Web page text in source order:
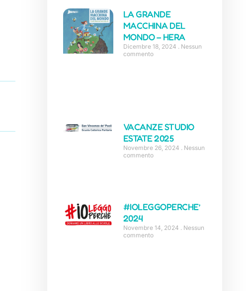
LA GRANDE
MACCHINA DEL
MONDO – HERA
Dicembre 18, 2024 Nessun
commento
VACANZE STUDIO
ESTATE 2025
Novembre 26, 2024 Nessun
commento
#IOLEGGOPERCHE’
2024
Novembre 14, 2024 Nessun
commento